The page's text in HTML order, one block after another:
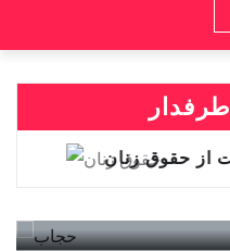
حمایت از حقوق